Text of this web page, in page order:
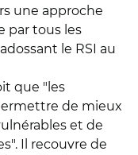
une approche
par tous les
le RSI au
que "les
de mieux
et de
Il recouvre de